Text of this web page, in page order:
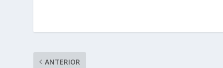
ANTERIOR